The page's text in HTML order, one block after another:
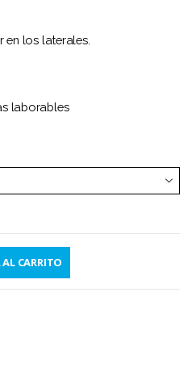
en los laterales.
laborables
CARRITO